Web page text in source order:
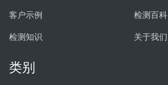
客户示例 检测百科
检测知识 关于我们
类别